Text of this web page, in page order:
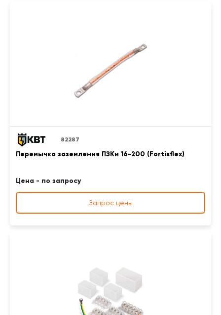
82287
Перемычка заземления ПЗКи 16-200 (Fortisflex)
Цена - по запросу
Запрос цены